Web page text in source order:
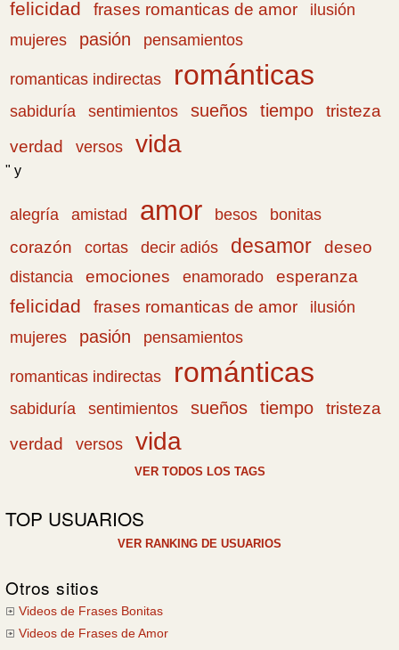
felicidad frases romanticas de amor
ilusión
mujeres
pasión pensamientos
romanticas indirectas románticas
sabiduría sentimientos sueños tiempo
tristeza
verdad
versos vida
" y
alegría amistad amor besos
bonitas
corazón
cortas decir adiós desamor deseo
distancia emociones enamorado esperanza
felicidad frases romanticas de amor
ilusión
mujeres
pasión pensamientos
romanticas indirectas románticas
sabiduría sentimientos sueños tiempo
tristeza
verdad
versos vida
VER TODOS LOS TAGS
TOP USUARIOS
VER RANKING DE USUARIOS
Otros sitios
Videos de Frases Bonitas
Videos de Frases de Amor